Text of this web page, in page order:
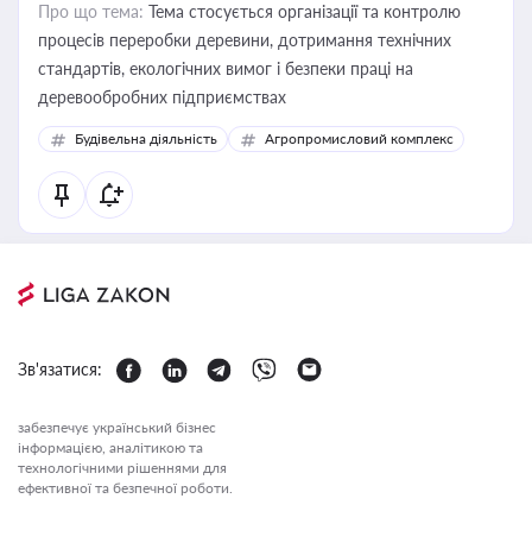
Про що тема: Тема стосується організації та контролю
процесів переробки деревини, дотримання технічних
стандартів, екологічних вимог і безпеки праці на
деревообробних підприємствах
Будівельна діяльність Агропромисловий комплекс
Зв'язатися:
забезпечує український бізнес
інформацією, аналітикою та
технологічними рішеннями для
ефективної та безпечної роботи.